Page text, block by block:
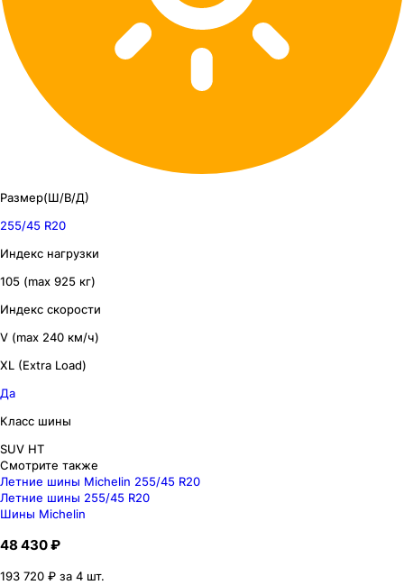
Размер(Ш/В/Д)
255/45 R20
Индекс нагрузки
105 (max 925 кг)
Индекс скорости
V (max 240 км/ч)
XL (Extra Load)
Да
Класс шины
SUV HT
Смотрите также
Летние шины Michelin 255/45 R20
Летние шины 255/45 R20
Шины Michelin
48 430 ₽
193 720 ₽ за 4 шт.